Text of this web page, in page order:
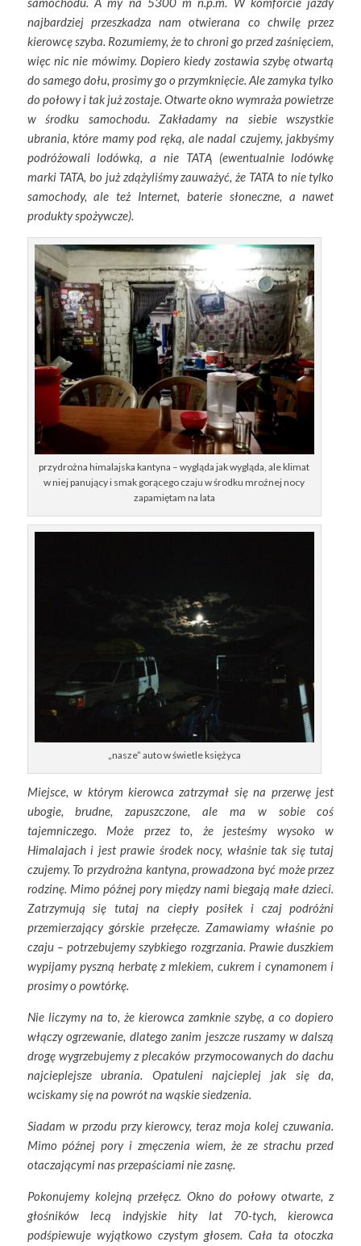
najbardziej przeszkadza nam otwierana co chwilę przez
kierowcę szyba. Rozumiemy, że to chroni go przed zaśnięciem,
więc nic nie mówimy. Dopiero kiedy zostawia szybę otwartą
do samego dołu, prosimy go o przymknięcie. Ale zamyka tylko
do połowy i tak już zostaje. Otwarte okno wymraża powietrze
w środku samochodu. Zakładamy na siebie wszystkie
ubrania, które mamy pod ręką, ale nadal czujemy, jakbyśmy
podróżowali lodówką, a nie TATĄ (ewentualnie lodówkę
marki TATA, bo już zdążyliśmy zauważyć, że TATA to nie tylko
samochody, ale też Internet, baterie słoneczne, a nawet
produkty spożywcze).
przydrożna himalajska kantyna – wygląda jak wygląda, ale klimat
w niej panujący i smak gorącego czaju w środku mroźnej nocy
zapamiętam na lata
„nasze” auto w świetle księżyca
Miejsce, w którym kierowca zatrzymał się na przerwę jest
ubogie, brudne, zapuszczone, ale ma w sobie coś
tajemniczego. Może przez to, że jesteśmy wysoko w
Himalajach i jest prawie środek nocy, właśnie tak się tutaj
czujemy. To przydrożna kantyna, prowadzona być może przez
rodzinę. Mimo późnej pory między nami biegają małe dzieci.
Zatrzymują się tutaj na ciepły posiłek i czaj podróżni
przemierzający górskie przełęcze. Zamawiamy właśnie po
czaju – potrzebujemy szybkiego rozgrzania. Prawie duszkiem
wypijamy pyszną herbatę z mlekiem, cukrem i cynamonem i
prosimy o powtórkę.
Nie liczymy na to, że kierowca zamknie szybę, a co dopiero
włączy ogrzewanie, dlatego zanim jeszcze ruszamy w dalszą
drogę wygrzebujemy z plecaków przymocowanych do dachu
najcieplejsze ubrania. Opatuleni najcieplej jak się da,
wciskamy się na powrót na wąskie siedzenia.
Siadam w przodu przy kierowcy, teraz moja kolej czuwania.
Mimo późnej pory i zmęczenia wiem, że ze strachu przed
otaczającymi nas przepaściami nie zasnę.
Pokonujemy kolejną przełęcz. Okno do połowy otwarte, z
głośników lecą indyjskie hity lat 70-tych, kierowca
podśpiewuje wyjątkowo czystym głosem. Cała ta otoczka